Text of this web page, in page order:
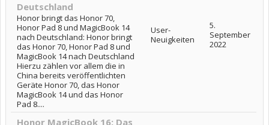
Deutschland
Honor bringt das Honor 70,
Honor Pad 8 und MagicBook 14
nach Deutschland: Honor bringt
das Honor 70, Honor Pad 8 und
MagicBook 14 nach Deutschland
Hierzu zählen vor allem die in
China bereits veröffentlichten
Geräte Honor 70, das Honor
MagicBook 14 und das Honor
Pad 8....
User-
Neuigkeiten
5.
September
2022
Honor MagicBook 16: Das